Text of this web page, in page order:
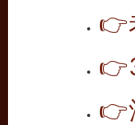
👉
👉
👉